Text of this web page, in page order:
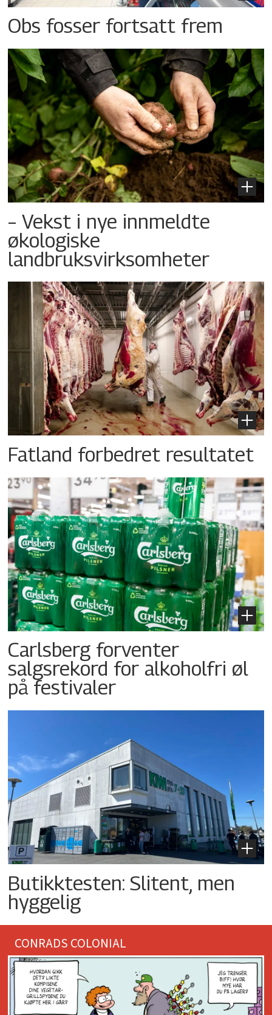
Obs fosser fortsatt frem
– Vekst i nye innmeldte
økologiske
landbruksvirksomheter
Fatland forbedret resultatet
Carlsberg forventer
salgsrekord for alkoholfri øl
på festivaler
Butikktesten: Slitent, men
hyggelig
CONRADS COLONIAL